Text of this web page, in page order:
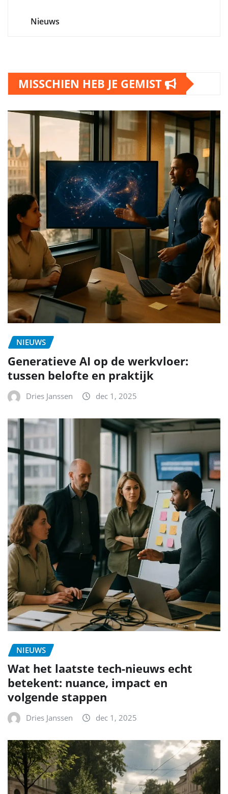
Nieuws
MISSCHIEN HEB JE GEMIST
NIEUWS
Generatieve AI op de werkvloer:
tussen belofte en praktijk
Dries Janssen dec 1, 2025
NIEUWS
Wat het laatste tech-nieuws echt
betekent: nuance, impact en
volgende stappen
Dries Janssen dec 1, 2025